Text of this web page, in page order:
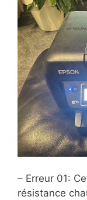
– Erreur 01:
résistance